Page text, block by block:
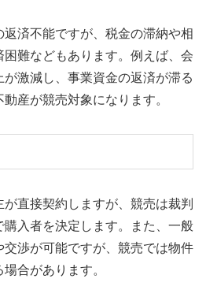
済不能ですが、税金の滞納や相
難などもあります。例えば、会
激減し、事業資金の返済が滞る
産が競売対象になります。
直接契約しますが、競売は裁判
購入者を決定します。また、一般
渉が可能ですが、競売では物件
合があります。